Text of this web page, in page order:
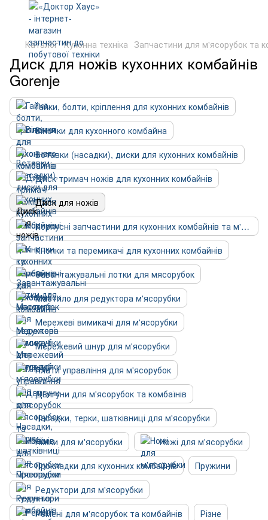
Каталог Кухонна техніка Запчастини для м'ясорубок та
Диск для ножів кухонних комбайнів
Gorenje
Гайки, болти, кріплення для кухонних комбайнів
Віночки для кухонного комбайна
Вставки (насадки), диски для кухонних комбайнів
Диск тримач ножів для кухонних комбайнів
Диск для ножів
Корпусні запчастини для кухонних комбайнів та м'ясорубок
Кнопки та перемикачі для кухонних комбайнів
Завантажувальні лотки для мясорубок
Мастило для редуктора м'ясорубки
Мережеві вимикачі для м'ясорубки
Мережевий шнур для м'ясорубки
Плати управління для м'ясорубок
Двигуни для м'ясорубок та комбаїнів
Насадки, терки, шатківниці для м'ясорубки
Ніжки для м'ясорубки
Ножі для м'ясорубки
Прокладки для кухонних комбайнів
Пружини
Редуктори для м'ясорубки
Ремені для м'ясорубок та комбайнів
Різне